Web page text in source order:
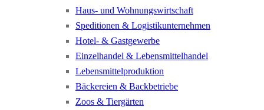
Haus- und Wohnungswirtschaft
Speditionen & Logistikunternehmen
Hotel- & Gastgewerbe
Einzelhandel & Lebensmittelhandel
Lebensmittelproduktion
Bäckereien & Backbetriebe
Zoos & Tiergärten